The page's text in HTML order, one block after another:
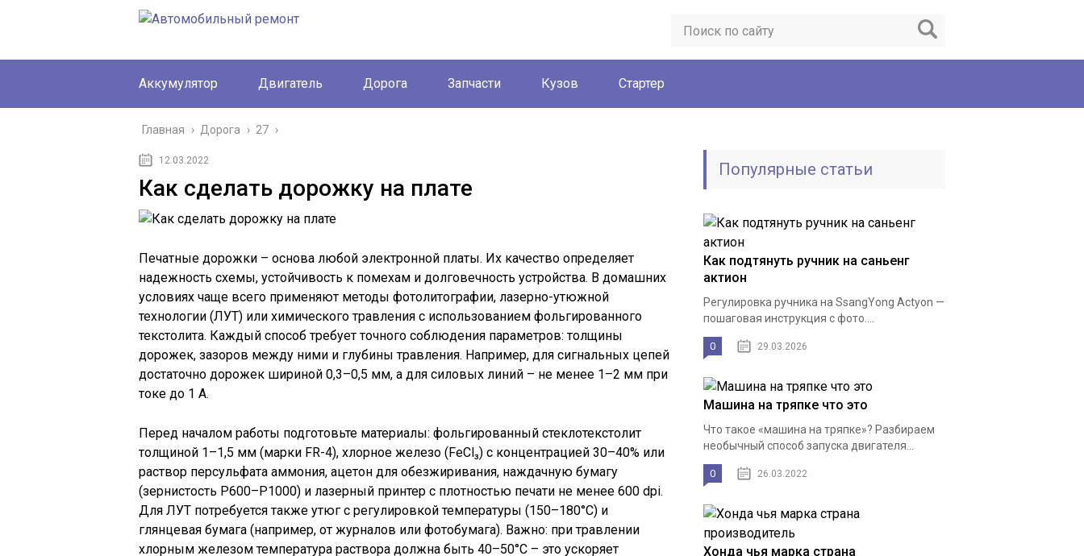
Аккумулятор Двигатель Дорога Запчасти Кузов Стартер
Главная › Дорога › 27 ›
12.03.2022
Как сделать дорожку на плате
Печатные дорожки – основа любой электронной платы. Их качество определяет
надежность схемы, устойчивость к помехам и долговечность устройства. В домашних
условиях чаще всего применяют методы фотолитографии, лазерно-утюжной
технологии (ЛУТ) или химического травления с использованием фольгированного
текстолита. Каждый способ требует точного соблюдения параметров: толщины
дорожек, зазоров между ними и глубины травления. Например, для сигнальных цепей
достаточно дорожек шириной 0,3–0,5 мм, а для силовых линий – не менее 1–2 мм при
токе до 1 А.
Перед началом работы подготовьте материалы: фольгированный стеклотекстолит
толщиной 1–1,5 мм (марки FR-4), хлорное железо (FeCl₃) с концентрацией 30–40% или
раствор персульфата аммония, ацетон для обезжиривания, наждачную бумагу
(зернистость P600–P1000) и лазерный принтер с плотностью печати не менее 600 dpi.
Для ЛУТ потребуется также утюг с регулировкой температуры (150–180°C) и
глянцевая бумага (например, от журналов или фотобумага). Важно: при травлении
хлорным железом температура раствора должна быть 40–50°C – это ускоряет
Популярные статьи
Как подтянуть ручник на саньенг
актион
Регулировка ручника на SsangYong Actyon —
пошаговая инструкция с фото....
0 29.03.2026
Машина на тряпке что это
Что такое «машина на тряпке»? Разбираем
необычный способ запуска двигателя...
0 26.03.2022
Хонда чья марка страна